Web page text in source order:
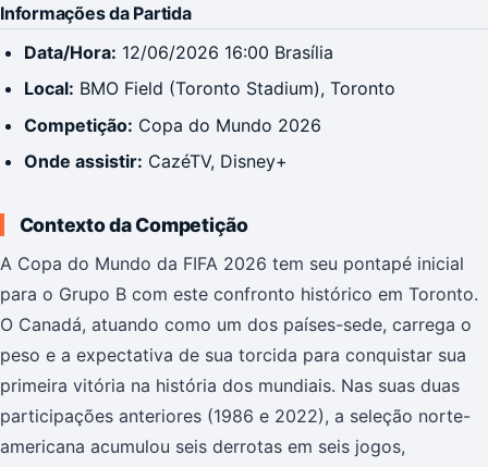
Informações da Partida
Data/Hora: 12/06/2026 16:00 Brasília
Local: BMO Field (Toronto Stadium), Toronto
Competição: Copa do Mundo 2026
Onde assistir: CazéTV, Disney+
Contexto da Competição
A Copa do Mundo da FIFA 2026 tem seu pontapé inicial
para o Grupo B com este confronto histórico em Toronto.
O Canadá, atuando como um dos países-sede, carrega o
peso e a expectativa de sua torcida para conquistar sua
primeira vitória na história dos mundiais. Nas suas duas
participações anteriores (1986 e 2022), a seleção norte-
americana acumulou seis derrotas em seis jogos,